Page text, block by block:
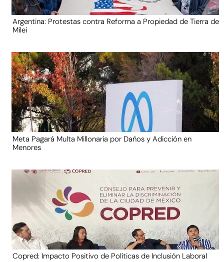
Argentina: Protestas contra Reforma a Propiedad de Tierra de
Milei
Meta Pagará Multa Millonaria por Daños y Adicción en
Menores
Copred: Impacto Positivo de Políticas de Inclusión Laboral